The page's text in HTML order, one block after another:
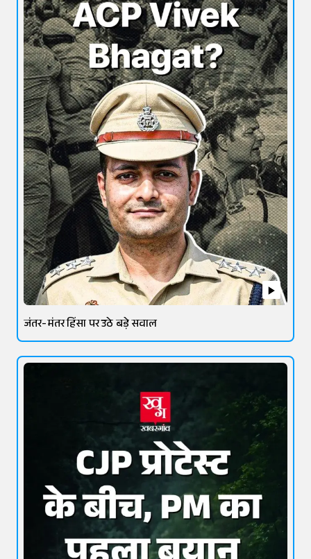
जंतर-मंतर हिंसा पर उठे बड़े सवाल